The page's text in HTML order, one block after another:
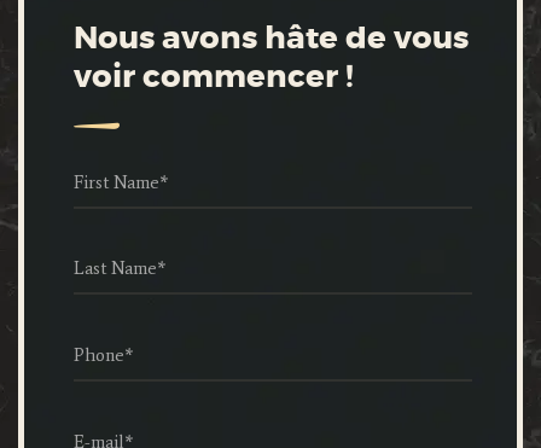
Nous avons hâte de vous
voir commencer !